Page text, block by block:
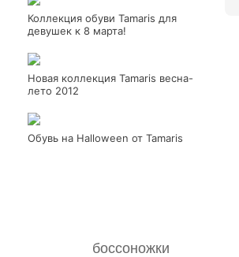
Коллекция обуви Tamaris для
девушек к 8 марта!
Новая коллекция Tamaris весна-
лето 2012
Обувь на Halloween от Tamaris
боссоножки